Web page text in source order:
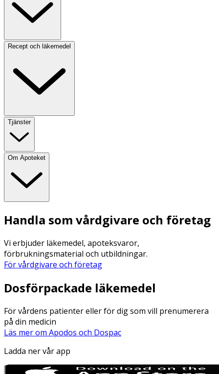
Recept och läkemedel
Tjänster
Om Apoteket
Handla som vårdgivare och företag
Vi erbjuder läkemedel, apoteksvaror,
förbrukningsmaterial och utbildningar.
För vårdgivare och företag
Dosförpackade läkemedel
För vårdens patienter eller för dig som vill prenumerera
på din medicin
Läs mer om Apodos och Dospac
Ladda ner vår app